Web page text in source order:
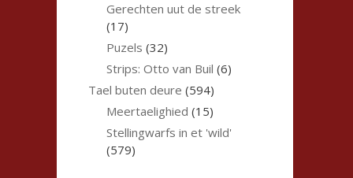
Gerechten uut de streek
(17)
Puzels (32)
Strips: Otto van Buil (6)
Tael buten deure (594)
Meertaelighied (15)
Stellingwarfs in et 'wild'
(579)